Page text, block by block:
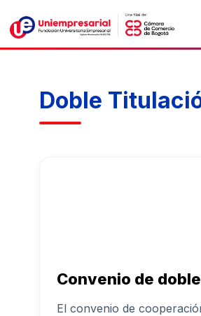
contenido
Doble
Convenio de
El convenio de